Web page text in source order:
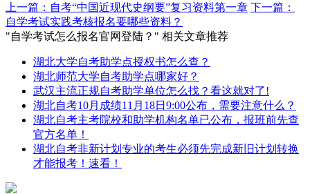
上一篇：自考“中国近现代史纲要”复习资料第一章 下一篇：
自学考试实践考核报名要哪些资料？
"自学考试怎么报名官网登陆？" 相关文章推荐
湖北大学自考助学点授权书怎么查？
湖北师范大学自考助学点哪家好？
武汉主流正规自考助学单位怎么找？看这就对了!
湖北自考10月成绩11月18日9:00公布，需要注意什么？
湖北自考主考院校和助学机构名单已公布，报班前先查
官方名单！
湖北自考非新计划专业的考生必须先完成新旧计划转换
才能报考！速看！